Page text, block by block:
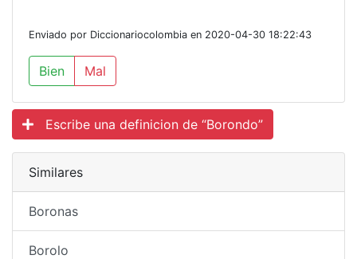
Enviado por Diccionariocolombia en 2020-04-30 18:22:43
Bien Mal
Escribe una definicion de “Borondo”
Similares
Boronas
Borolo